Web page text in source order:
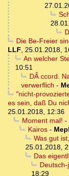
Die Be-Freier
LLF, 25.01.2018,
An welcher
10:51
DÃ ccord.
verwerflich -
"nicht-
es sein, daß Du
25.01.2018, 12:36
Moment mal! -
Kairos-
Was gut
25.01.2018,
Das
18:29